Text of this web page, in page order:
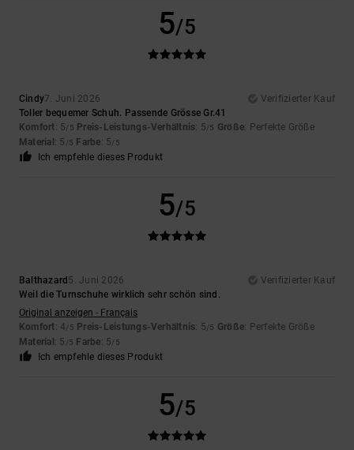
5/5
Cindy7. Juni 2026
Verifizierter Kauf
Toller bequemer Schuh. Passende Grösse Gr.41
Komfort: 5/5 Preis-Leistungs-Verhältnis: 5/5 Größe: Perfekte Größe
Material : 5 /5 Farbe: 5/5
Ich empfehle dieses Produkt
5/5
Balthazard 5. Juni 2026
Verifizierter Kauf
Weil die Turnschuhe wirklich sehr schön sind.
Original anzeigen - Français
Komfort: 4/5 Preis-Leistungs-Verhältnis: 5/5 Größe: Perfekte Größe
Material : 5 /5 Farbe: 5/5
Ich empfehle dieses Produkt
5/5